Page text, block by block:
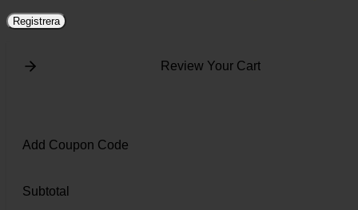
Registrera
Review Your Cart
Add Coupon Code
Subtotal